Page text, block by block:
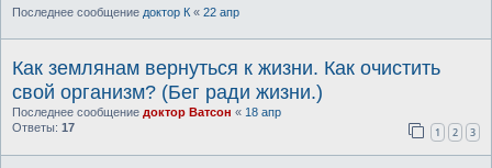
Последнее сообщение доктор К « 22 апр
Как землянам вернуться к жизни. Как очистить
свой организм? (Бег ради жизни.)
Последнее сообщение доктор Ватсон « 18 апр
Ответы: 17 1 2 3